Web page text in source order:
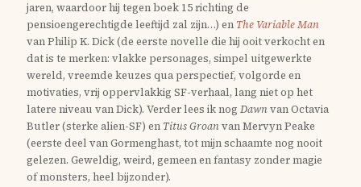
jaren, waardoor hij tegen boek 15 richting de
pensioengerechtigde leeftijd zal zijn…) en The Variable Man
van Philip K. Dick (de eerste novelle die hij ooit verkocht en
dat is te merken: vlakke personages, simpel uitgewerkte
wereld, vreemde keuzes qua perspectief, volgorde en
motivaties, vrij oppervlakkig SF-verhaal, lang niet op het
latere niveau van Dick). Verder lees ik nog Dawnvan Octavia
Butler (sterke alien-SF) en Titus Groanvan Mervyn Peake
(eerste deel van Gormenghast, tot mijn schaamte nog nooit
gelezen. Geweldig, weird, gemeen en fantasy zonder magie
of monsters, heel bijzonder).